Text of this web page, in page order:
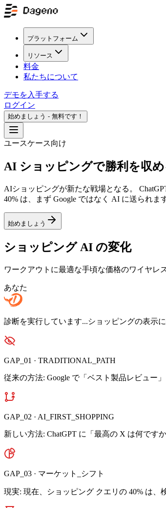
プラットフォーム
リソース
料金
私たちについて
デモを入手する
ログイン
始めましょう - 無料です！
ユースケース向け
AI ショッピングで勝利を収
AIショッピングが新たな戦場となる。
40% は、まず Google ではなく AI に送られ
始めましょう
ショッピング AI の変化
ワークアウトに最適な手頃な価格のワイヤレ
あなた
診断を実行しています...ショッピングの表示
GAP_ 01 · TRADITIONAL_PATH
従来の方法: Google で「ベスト製品レビュー
GAP_ 02 · AI_FIRST_SHOPPING
新しい方法: ChatGPT に「最高の X は何です
GAP_ 03 · マーケット_シフト
現実: 現在、ショッピング クエリの 40% は、